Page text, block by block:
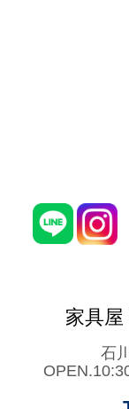
家具屋
石